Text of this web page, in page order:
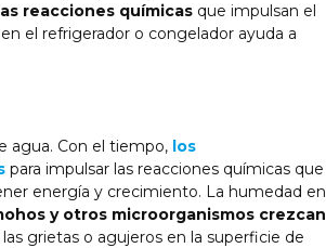
reacciones químicas que impulsan el
el refrigerador o congelador ayuda a
agua. Con el tiempo, los
para impulsar las reacciones químicas que
energía y crecimiento. La humedad en
y otros microorganismos crezcan
grietas o agujeros en la superficie de